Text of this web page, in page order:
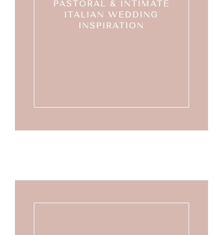
PASTORAL & INTIMATE
ITALIAN WEDDING
INSPIRATION